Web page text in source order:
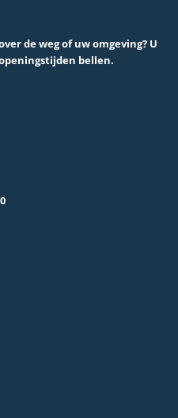
de weg of uw omgeving? U
bellen.